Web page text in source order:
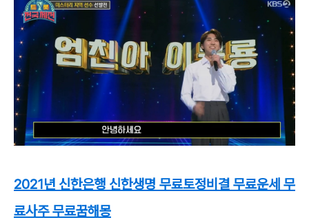
2021년 신한은행 신한생명 무료토정비결 무료운세 무
료사주 무료꿈해몽